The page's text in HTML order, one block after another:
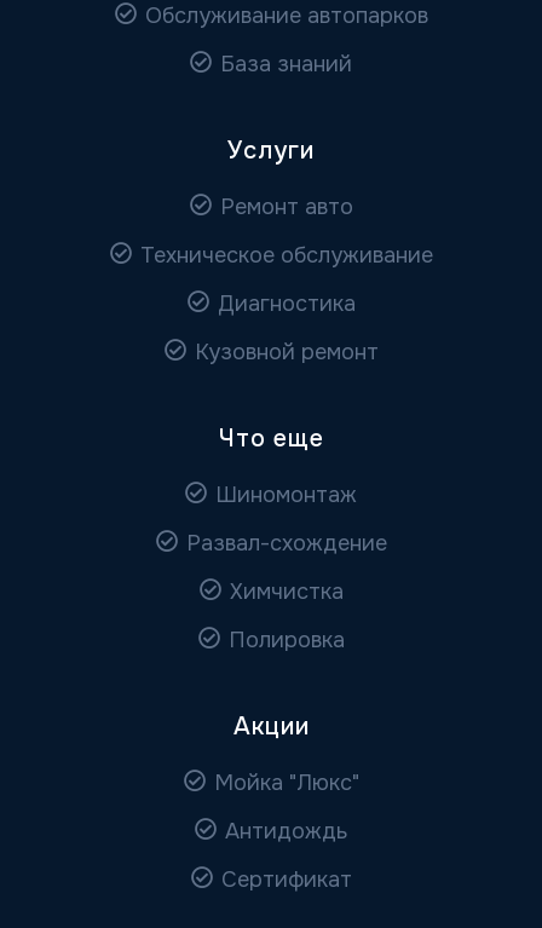
Обслуживание автопарков
База знаний
Услуги
Ремонт авто
Техническое обслуживание
Диагностика
Кузовной ремонт
Что еще
Шиномонтаж
Развал-схождение
Химчистка
Полировка
Акции
Мойка "Люкс"
Антидождь
Сертификат